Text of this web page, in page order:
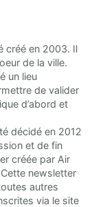
créé en 2003. Il
de la ville.
un lieu
de valider
d’abord et
décidé en 2012
et de fin
créée par Air
Cette newsletter
autres
via le site